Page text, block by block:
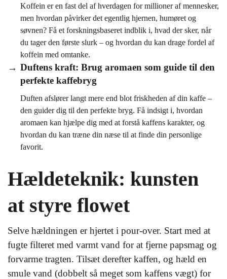
Koffein er en fast del af hverdagen for millioner af mennesker,
men hvordan påvirker det egentlig hjernen, humøret og
søvnen? Få et forskningsbaseret indblik i, hvad der sker, når
du tager den første slurk – og hvordan du kan drage fordel af
koffein med omtanke.
Duftens kraft: Brug aromaen som guide til den
perfekte kaffebryg
Duften afslører langt mere end blot friskheden af din kaffe –
den guider dig til den perfekte bryg. Få indsigt i, hvordan
aromaen kan hjælpe dig med at forstå kaffens karakter, og
hvordan du kan træne din næse til at finde din personlige
favorit.
Hældeteknik: kunsten
at styre flowet
Selve hældningen er hjertet i pour-over. Start med at
fugte filteret med varmt vand for at fjerne papsmag og
forvarme tragten. Tilsæt derefter kaffen, og hæld en
smule vand (dobbelt så meget som kaffens vægt) for